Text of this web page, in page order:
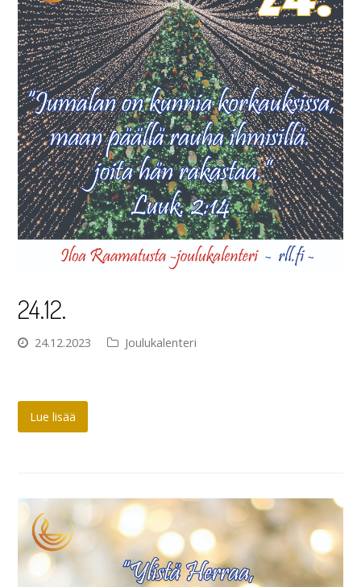
24.12.
24.12.2023 Joulukalenteri
Lue lisää